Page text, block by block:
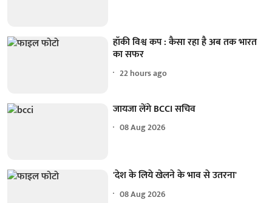
हॉकी विश्व कप : कैसा रहा है अब तक भारत
का सफर
22 hours ago
जायजा लेंगे BCCI सचिव
08 Aug 2026
'देश के लिये खेलने के भाव से उतरना'
08 Aug 2026